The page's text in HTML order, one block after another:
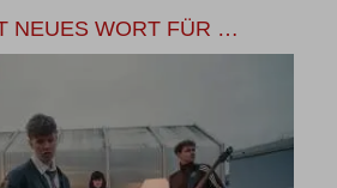
NEUES WORT FÜR …